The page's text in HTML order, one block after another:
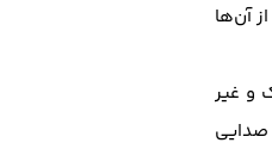
آن‌ها
و غیر
صدایی